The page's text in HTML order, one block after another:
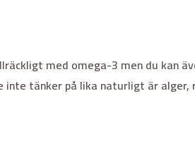
med omega-3 men du kan
tänker på lika naturligt är